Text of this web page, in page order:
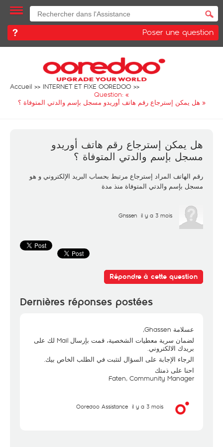
Poser une question
Accueil
INTERNET ET FIXE OOREDOO
Question: «
هل يمكن إسترجاع رقم هاتف أوريدو مسجل بإسم والدتي المتوفاة ؟ »
هل يمكن إسترجاع رقم هاتف أوريدو
مسجل بإسم والدتي المتوفاة ؟
رقم الهاتف المراد إسترجاع مرتبط بحساب البريد الإلكتروني و هو
مسجل بإسم والدتي المتوفاة منذ مدة
Ghssen il y a 3 mois
Répondre à cette question
Dernières réponses postées
عسلامة Ghassen,
لضمان سرية معطيات الشخصية، قمت بإرسال Mail لك على
بريدك الالكتروني.
الرجاء الإجابة على السؤال لتثبت في الطلب الخاص بيك.
احنا على ذمتك
Faten, Community Manager
Ooredoo Assistance il y a 3 mois